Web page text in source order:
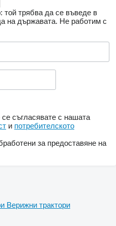
трябва да се въведе в
на държавата. Не работим с
съгласявате с нашата
и потребителското
за предоставяне на
Верижни трактори